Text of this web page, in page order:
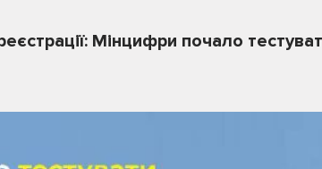
Мінцифри почало